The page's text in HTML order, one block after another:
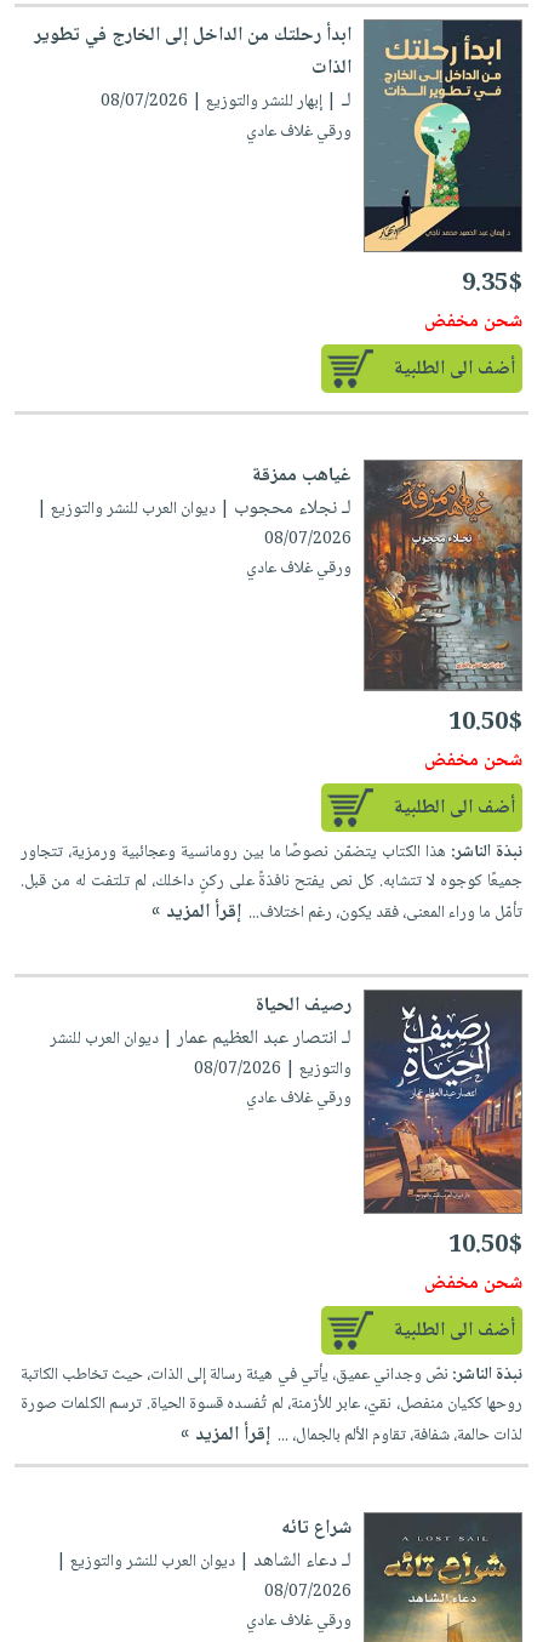
صابون
أطفال
مناسبات
فيديوهات
أسئلة
يتكرر
طرحها
خدمات
وفرات
انشر
كتابك
تواصل
معنا
عربة
التسوق
الإصدارات
ابدأ رحلتك من الداخل إلى الخارج في تطوير
الذات
لـ
| إبهار للنشر والتوزيع | 08/07/2026
ورقي غلاف عادي
9.35$
شحن مخفض
أضف الى الطلبية
غياهب ممزقة
لـ نجلاء محجوب | ديوان العرب للنشر والتوزيع |
08/07/2026
ورقي غلاف عادي
10.50$
شحن مخفض
أضف الى الطلبية
نبذة الناشر: هذا الكتاب يتضمّن نصوصًا ما بين رومانسية وعجائبية ورمزية، تتجاور
جميعًا كوجوه لا تتشابه. كل نص يفتح نافذةً على ركنٍ داخلك، لم تلتفت له من قبل.
تأمّل ما وراء المعنى، فقد يكون، رغم اختلاف... إقرأ المزيد »
رصيف الحياة
لـ انتصار عبد العظيم عمار| ديوان العرب للنشر
والتوزيع | 08/07/2026
ورقي غلاف عادي
10.50$
شحن مخفض
أضف الى الطلبية
نبذة الناشر: نصّ وجداني عميق، يأتي في هيئة رسالة إلى الذات، حيث تخاطب الكاتبة
روحها ككيان منفصل، نقيّ، عابر للأزمنة، لم تُفسده قسوة الحياة. ترسم الكلمات صورة
لذات حالمة، شفافة، تقاوم الألم بالجمال، ... إقرأ المزيد »
شراع تائه
لـ دعاء الشاهد | ديوان العرب للنشر والتوزيع |
08/07/2026
ورقي غلاف عادي